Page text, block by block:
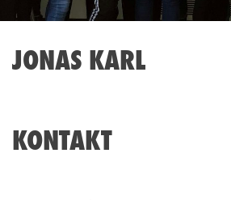
JONAS KARL
KONTAKT